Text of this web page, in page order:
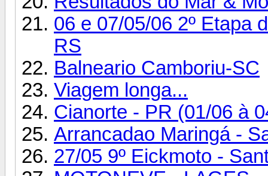
06 e 07/05/06 2º Etapa
RS
Balneario Camboriu-SC
Viagem longa...
Cianorte - PR (01/06 à
Arrancadao Maringá -
27/05 9º Eickmoto -